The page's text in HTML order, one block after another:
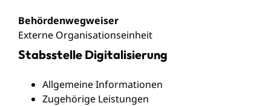
Behördenwegweiser
Externe Organisationseinheit
Stabsstelle Digitalisierung
Allgemeine Informationen
Zugehörige Leistungen